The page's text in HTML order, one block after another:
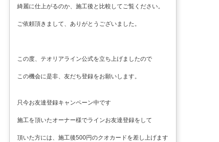
綺麗に仕上がるのか、施工後と比較してご覧ください。
ご依頼頂きまして、ありがとうございました。
この度、テオリアライン公式を立ち上げましたので
この機会に是非、友だち登録をお願いします。
只今お友達登録キャンペーン中です
施工を頂いたオーナー様でラインお友達登録をして
頂いた方には、施工後500円のクオカードを差し上げます